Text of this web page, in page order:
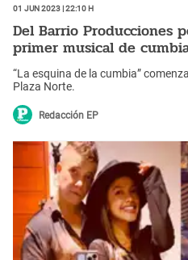
01 Jun 2023 | 22:10 h
Del Barrio Producciones
primer musical de
“La esquina de la cumbia”
Plaza Norte.
Redacción EP